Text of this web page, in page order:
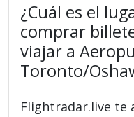
¿Cuál es el
comprar
viajar a
Toronto/
Flightradar.live te